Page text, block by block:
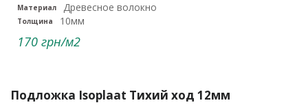
Материал Древесное волокно
Толщина 10мм
170 грн/м2
Подложка Isoplaat Тихий ход 12мм